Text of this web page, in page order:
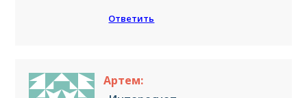
Ответить
Артем: